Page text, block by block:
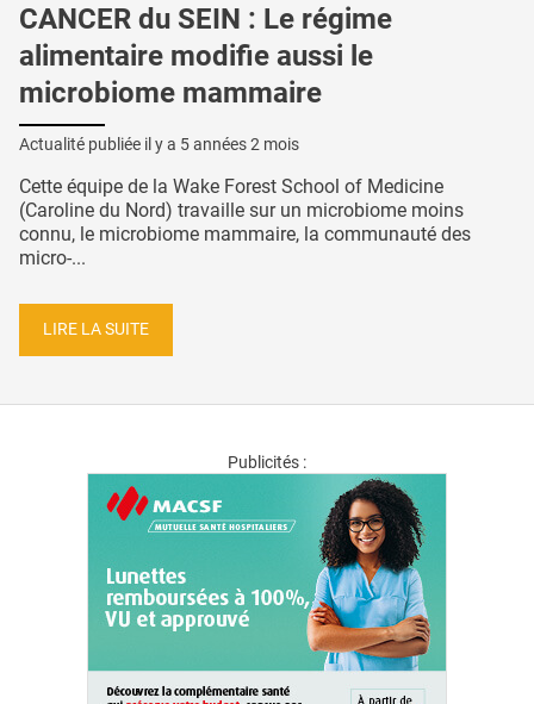
CANCER du SEIN : Le régime
alimentaire modifie aussi le
microbiome mammaire
Actualité publiée il y a 5 années 2 mois
Cette équipe de la Wake Forest School of Medicine
(Caroline du Nord) travaille sur un microbiome moins
connu, le microbiome mammaire, la communauté des
micro-...
LIRE LA SUITE
Publicités :